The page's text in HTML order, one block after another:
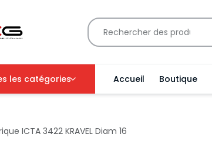
les catégories Accueil Boutique